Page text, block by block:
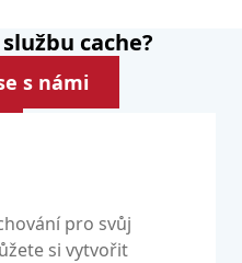
cache?
s námi
pro svůj
si vytvořit